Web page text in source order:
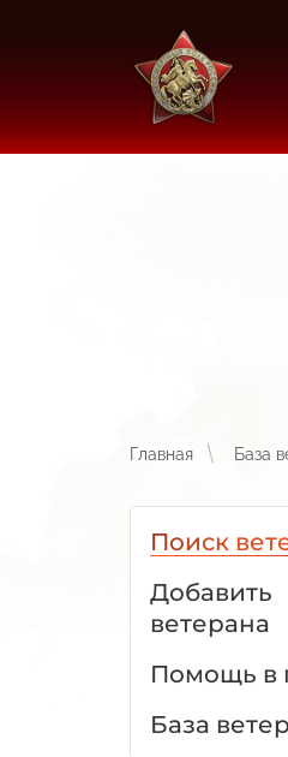
Главная База
Поиск
Добавить
ветерана
Помощь в
База